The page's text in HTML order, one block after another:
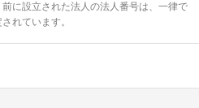
に設立された法人の法人番号は、一律で
れています。